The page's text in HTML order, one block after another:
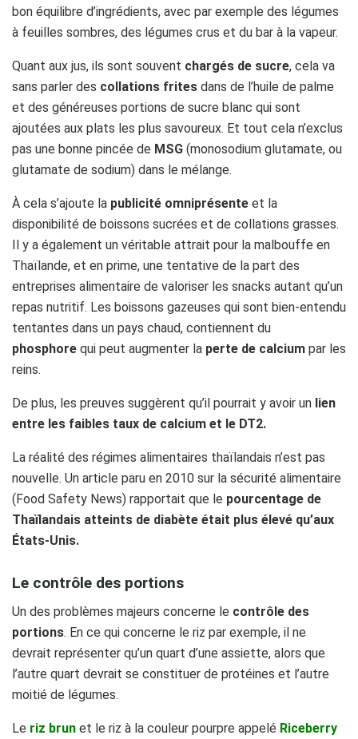
bon équilibre d’ingrédients, avec par exemple des légumes
à feuilles sombres, des légumes crus et du bar à la vapeur.
Quant aux jus, ils sont souvent chargés de sucre, cela va
sans parler des collations frites dans de l’huile de palme
et des généreuses portions de sucre blanc qui sont
ajoutées aux plats les plus savoureux. Et tout cela n’exclus
pas une bonne pincée de MSG (monosodium glutamate, ou
glutamate de sodium) dans le mélange.
À cela s’ajoute la publicité omniprésente et la
disponibilité de boissons sucrées et de collations grasses.
Il y a également un véritable attrait pour la malbouffe en
Thaïlande, et en prime, une tentative de la part des
entreprises alimentaire de valoriser les snacks autant qu’un
repas nutritif. Les boissons gazeuses qui sont bien-entendu
tentantes dans un pays chaud, contiennent du
phosphore qui peut augmenter la perte de calcium par les
reins.
De plus, les preuves suggèrent qu’il pourrait y avoir un lien
entre les faibles taux de calcium et le DT2.
La réalité des régimes alimentaires thaïlandais n’est pas
nouvelle. Un article paru en 2010 sur la sécurité alimentaire
(Food Safety News) rapportait que le pourcentage de
Thaïlandais atteints de diabète était plus élevé qu’aux
États-Unis.
Le contrôle des portions
Un des problèmes majeurs concerne le contrôle des
portions. En ce qui concerne le riz par exemple, il ne
devrait représenter qu’un quart d’une assiette, alors que
l’autre quart devrait se constituer de protéines et l’autre
moitié de légumes.
Le riz brun et le riz à la couleur pourpre appelé Riceberry